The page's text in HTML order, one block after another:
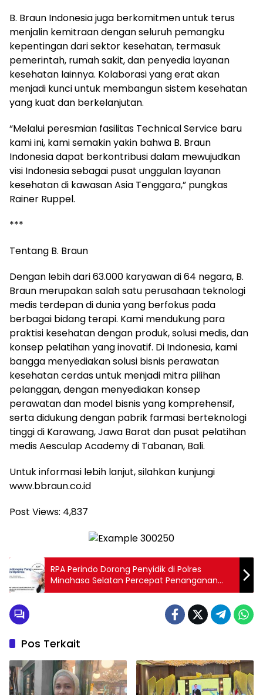
B. Braun Indonesia juga berkomitmen untuk terus
menjalin kemitraan dengan seluruh pemangku
kepentingan dari sektor kesehatan, termasuk
pemerintah, rumah sakit, dan penyedia layanan
kesehatan lainnya. Kolaborasi yang erat akan
menjadi kunci untuk membangun sistem kesehatan
yang kuat dan berkelanjutan.
“Melalui peresmian fasilitas Technical Service baru
kami ini, kami semakin yakin bahwa B. Braun
Indonesia dapat berkontribusi dalam mewujudkan
visi Indonesia sebagai pusat unggulan layanan
kesehatan di kawasan Asia Tenggara,” pungkas
Rainer Ruppel.
***
Tentang B. Braun
Dengan lebih dari 63.000 karyawan di 64 negara, B.
Braun merupakan salah satu perusahaan teknologi
medis terdepan di dunia yang berfokus pada
berbagai bidang terapi. Kami mendukung para
praktisi kesehatan dengan produk, solusi medis, dan
konsep pelatihan yang inovatif. Di Indonesia, kami
bangga menyediakan solusi bisnis perawatan
kesehatan cerdas untuk menjadi mitra pilihan
pelanggan, dengan menyediakan konsep
perawatan dan model bisnis yang komprehensif,
serta didukung dengan pabrik farmasi berteknologi
tinggi di Karawang, Jawa Barat dan pusat pelatihan
medis Aesculap Academy di Tabanan, Bali.
Untuk informasi lebih lanjut, silahkan kunjungi
www.bbraun.co.id
Post Views: 4,837
RPA Perindo Dorong Penyidik di Polres
Minahasa Selatan Percepat Penanganan
Kasus Kekerasan Seksual Terhadap Anak
Pos Terkait